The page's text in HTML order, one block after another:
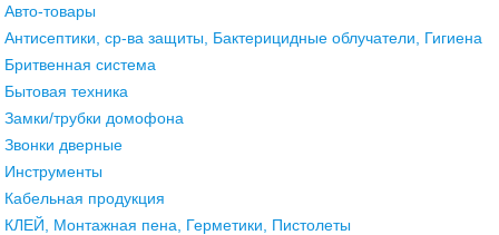
Авто-товары
Антисептики, ср-ва защиты, Бактерицидные облучатели, Гигиена
Бритвенная система
Бытовая техника
Замки/трубки домофона
Звонки дверные
Инструменты
Кабельная продукция
КЛЕЙ, Монтажная пена, Герметики, Пистолеты